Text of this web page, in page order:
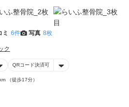
ミ 6件 写真 8枚
ク
QRコード決済可
（徒歩17分）